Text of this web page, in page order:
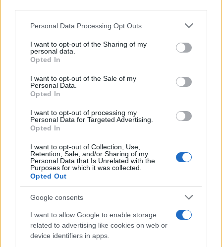
Please note that this website/app uses one or more Google
not limited to your visit or usage behaviour. You may click to
grant or deny consent to Google and its third-party tags to
use your data for below specified purposes in below Google
consent section.
Personal Data Processing Opt Outs
I want to opt-out of the Sharing of my
personal data.
Opted In
I want to opt-out of the Sale of my
Personal Data.
Opted In
I want to opt-out of processing my
Personal Data for Targeted Advertising.
Opted In
I want to opt-out of Collection, Use,
Retention, Sale, and/or Sharing of my
Personal Data that Is Unrelated with the
Purposes for which it was collected.
Opted Out
Google consents
I want to allow Google to enable storage
related to advertising like cookies on web or
device identifiers in apps.
Puoi effettuare l'accesso andando nella
sezione Logindal menù del sito o
cliccando
TEMI: Delcomar
Delcomar La Maddalena
Inchiesta Delcomar
Notizie in tempo reale?
Entra nel canale telegram di
Inviaci le tue segnalazioni,
i tuoi video e le tue foto
Su WhatsApp al numero +39
345 356 7512